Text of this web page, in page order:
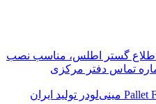
شاخک لیفتراک بابکت | جلوبند Pallet Fork مینی‌لودر تولید ایران